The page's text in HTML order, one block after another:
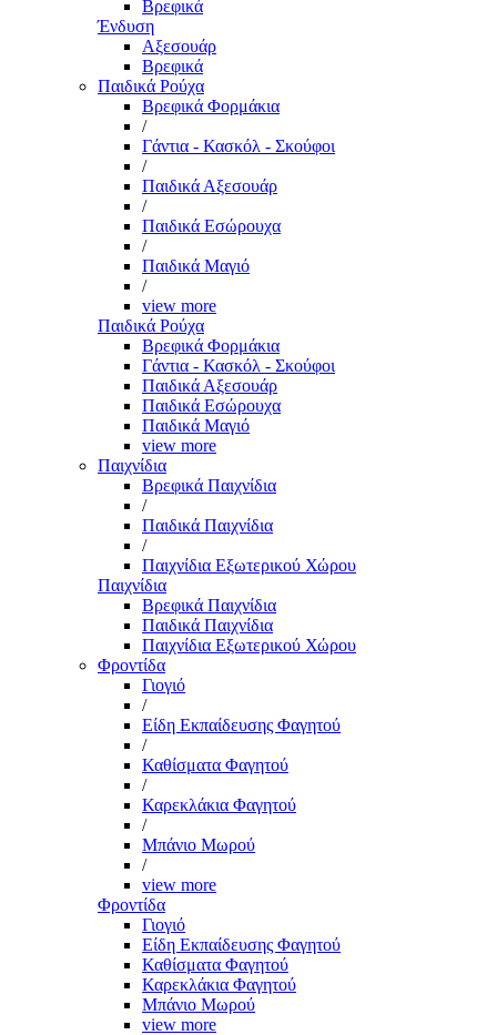
Βρεφικά
Ένδυση
Αξεσουάρ
Βρεφικά
Παιδικά Ρούχα
Βρεφικά Φορμάκια
/
Γάντια - Κασκόλ - Σκούφοι
/
Παιδικά Αξεσουάρ
/
Παιδικά Εσώρουχα
/
Παιδικά Μαγιό
/
view more
Παιδικά Ρούχα
Βρεφικά Φορμάκια
Γάντια - Κασκόλ - Σκούφοι
Παιδικά Αξεσουάρ
Παιδικά Εσώρουχα
Παιδικά Μαγιό
view more
Παιχνίδια
Βρεφικά Παιχνίδια
/
Παιδικά Παιχνίδια
/
Παιχνίδια Εξωτερικού Χώρου
Παιχνίδια
Βρεφικά Παιχνίδια
Παιδικά Παιχνίδια
Παιχνίδια Εξωτερικού Χώρου
Φροντίδα
Γιογιό
/
Είδη Εκπαίδευσης Φαγητού
/
Καθίσματα Φαγητού
/
Καρεκλάκια Φαγητού
/
Μπάνιο Μωρού
/
view more
Φροντίδα
Γιογιό
Είδη Εκπαίδευσης Φαγητού
Καθίσματα Φαγητού
Καρεκλάκια Φαγητού
Μπάνιο Μωρού
view more